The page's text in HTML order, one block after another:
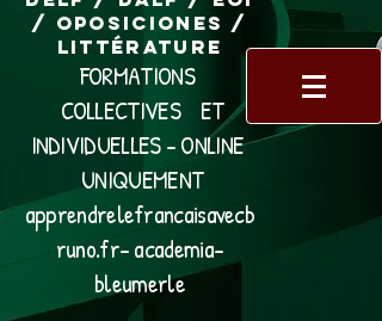
/ Oposiciones /
Littérature
FORMATIONS
COLLECTIVES ET
INDIVIDUELLES - ONLINE
UNIQUEMENT
apprendrelefrancaisavecb
runo.fr- academia-
bleumerle